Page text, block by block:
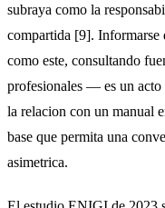
subraya como la
compartida [9].
como este, consultando
profesionales — es un acto
la relacion con un manual
base que permita una
asimetrica.